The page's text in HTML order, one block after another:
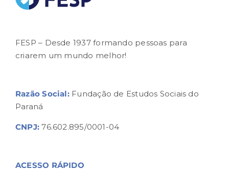
FESP – Desde 1937 formando pessoas para
criarem um mundo melhor!
Razão Social:Fundação de Estudos Sociais do
Paraná
CNPJ: 76.602.895/0001-04
ACESSO RÁPIDO